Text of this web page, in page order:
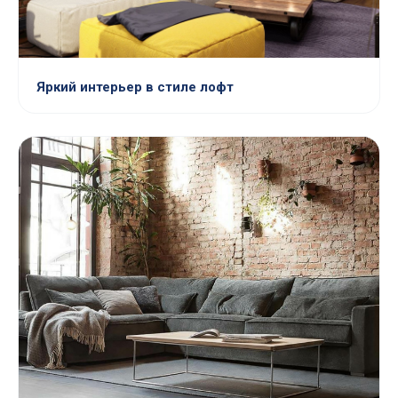
Яркий интерьер в стиле лофт